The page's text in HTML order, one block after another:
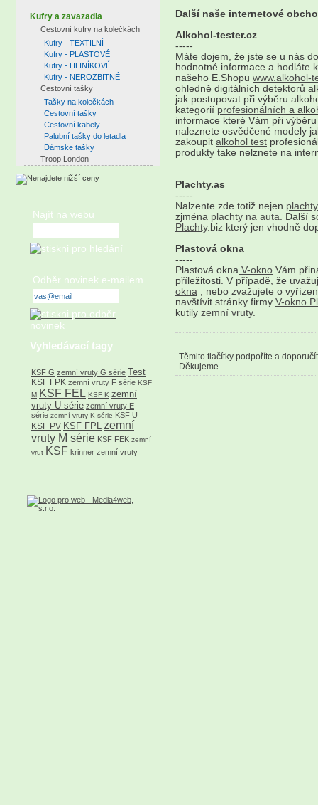
Další naše internetové
Alkohol-tester.cz
-----
Máte dojem, že jste se u nás
hodnotné informace a hodláte
našeho E.Shopu www.alkohol-
ohledně digitálních detektorů
jak postupovat při výběru
kategorií profesionálních a
informace které Vám při
naleznete osvědčené modely
zakoupit alkohol test
produkty take nelznete na
Plachty.as
-----
Nalzente zde totiž nejen
zjména plachty na auta. Další
Plachty.biz který jen vhodně
Plastová okna
-----
Plastová okna V-okno Vám
příležitosti. V případě, že
okna , nebo zvažujete o
navštívit stránky firmy V-okno
kutily zemní vruty.
Těmito tlačítky podpoříte a
Děkujeme.
Kufry a zavazadla
Cestovní kufry na kolečkách
Kufry - TEXTILNÍ
Kufry - PLASTOVÉ
Kufry - HLINÍKOVÉ
Kufry - NEROZBITNÉ
Cestovní tašky
Tašky na kolečkách
Cestovní tašky
Cestovní kabely
Palubní tašky do letadla
Dámske tašky
Troop London
Najít na webu
Odběr novinek e-mailem
Vyhledávací tagy
KSF G zemní vruty G série Test
KSF FPK zemní vruty F série KSF
M KSF FEL KSF K zemní
vruty U série zemní vruty E
série zemní vruty K série KSF U
KSF PV KSF FPL zemní
vruty M série KSF FEK zemní
vrut KSF krinner zemní vruty